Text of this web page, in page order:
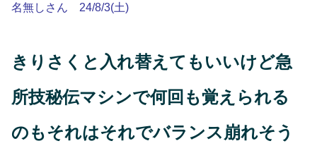
名無しさん 24/8/3(土)
きりさくと入れ替えてもいいけど急
所技秘伝マシンで何回も覚えられる
のもそれはそれでバランス崩れそう